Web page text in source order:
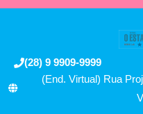
(28) 9 9909-9999
(End. Virtual) Rua